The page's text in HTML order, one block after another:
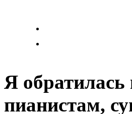
Я
пианистам,